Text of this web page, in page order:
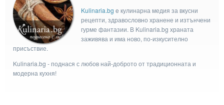
Kulinaria.bg e кулинарна медия за вкусни
рецепти, здравословно хранене и изтънчени
гурме фантазии. В Kulinaria.bg храната
заживява и има ново, по-изкусително
присъствие.
Kulinaria.bg - поднася с любов най-доброто от традиционната и
модерна кухня!